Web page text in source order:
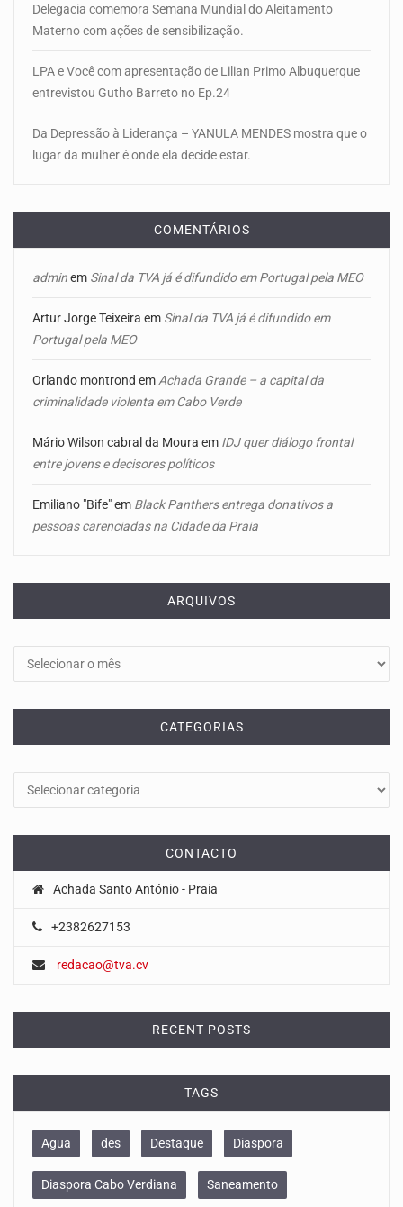
Delegacia comemora Semana Mundial do Aleitamento
Materno com ações de sensibilização.
LPA e Você com apresentação de Lilian Primo Albuquerque
entrevistou Gutho Barreto no Ep.24
Da Depressão à Liderança – YANULA MENDES mostra que o
lugar da mulher é onde ela decide estar.
COMENTÁRIOS
adminem Sinal da TVA já é difundido em Portugal pela MEO
Artur Jorge Teixeira em Sinal da TVA já é difundido em
Portugal pela MEO
Orlando montrond em Achada Grande – a capital da
criminalidade violenta em Cabo Verde
Mário Wilson cabral da Moura em IDJ quer diálogo frontal
entre jovens e decisores políticos
Emiliano "Bife"em Black Panthers entrega donativos a
pessoas carenciadas na Cidade da Praia
ARQUIVOS
CATEGORIAS
CONTACTO
Achada Santo António - Praia
+2382627153
redacao@tva.cv
RECENT POSTS
TAGS
Agua des Destaque Diaspora
Diaspora Cabo Verdiana Saneamento